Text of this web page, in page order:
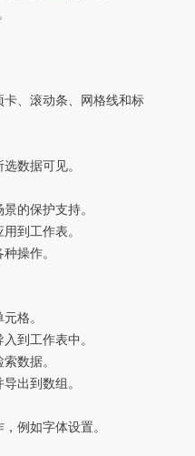
、滚动条、网格线和标
数据可见。
的保护支持。
到工作表。
操作。
格。
到工作表中。
数据。
出到数组。
例如字体设置。